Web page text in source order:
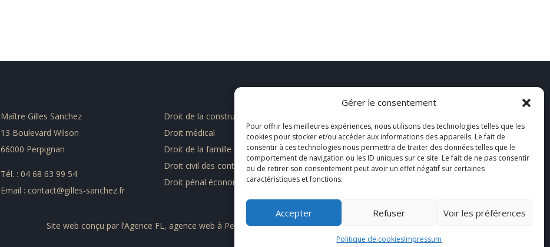
Gérer le consentement
Pour offrir les meilleures expériences, nous utilisons des technologies telles que les
cookies pour stocker et/ou accéder aux informations des appareils. Le fait de
consentir à ces technologies nous permettra de traiter des données telles que le
comportement de navigation ou les ID uniques sur ce site. Le fait de ne pas consentir
ou de retirer son consentement peut avoir un effet négatif sur certaines
caractéristiques et fonctions.
Accepter Refuser Voir les préférences
Politique de cookiesImpressum
Maître Gilles Sanchez
13 Boulevard Wilson
66000 Perpignan
Tél. : 04 68 63 99 54
Email : contact@gilles-sanchez.fr
Droit de la construction
Droit médical
Droit de la famille
Droit civil des contrats et assurances
Droit pénal économique et financier
Actualités
Contact
Mentions légales
Politique de confidentialité
Site web conçu par l’Agence FL, agence web à Perpignan